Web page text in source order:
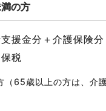
の方
援金分＋介護保険分
税
65歳以上の方は、介